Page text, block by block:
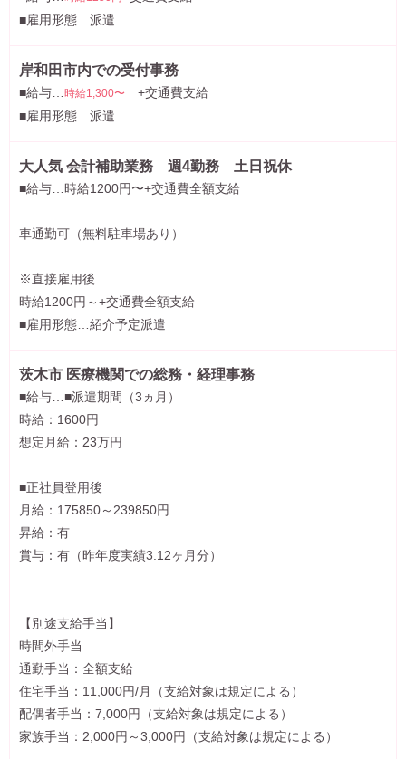
■雇用形態…派遣
岸和田市内での受付事務
■給与… 時給1,300〜 +交通費支給
■雇用形態…派遣
大人気 会計補助業務 週4勤務 土日祝休
■給与…時給1200円〜+交通費全額支給
車通勤可（無料駐車場あり）
※直接雇用後
時給1200円～+交通費全額支給
■雇用形態…紹介予定派遣
茨木市 医療機関での総務・経理事務
■給与…■派遣期間（3ヵ月）
時給：1600円
想定月給：23万円
■正社員登用後
月給：175850～239850円
昇給：有
賞与：有（昨年度実績3.12ヶ月分）
【別途支給手当】
時間外手当
通勤手当：全額支給
住宅手当：11,000円/月（支給対象は規定による）
配偶者手当：7,000円（支給対象は規定による）
家族手当：2,000円～3,000円（支給対象は規定による）